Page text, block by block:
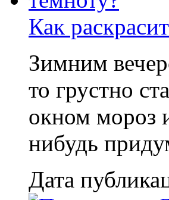
Как
Зимним
то грустно
окном мороз
нибудь
Дата